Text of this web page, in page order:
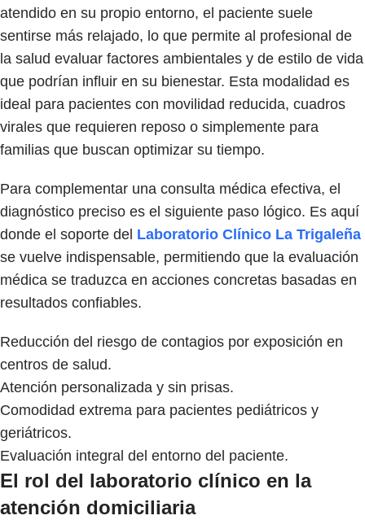
atendido en su propio entorno, el paciente suele
sentirse más relajado, lo que permite al profesional de
la salud evaluar factores ambientales y de estilo de vida
que podrían influir en su bienestar. Esta modalidad es
ideal para pacientes con movilidad reducida, cuadros
virales que requieren reposo o simplemente para
familias que buscan optimizar su tiempo.
Para complementar una consulta médica efectiva, el
diagnóstico preciso es el siguiente paso lógico. Es aquí
donde el soporte del Laboratorio Clínico La Trigaleña
se vuelve indispensable, permitiendo que la evaluación
médica se traduzca en acciones concretas basadas en
resultados confiables.
Reducción del riesgo de contagios por exposición en
centros de salud.
Atención personalizada y sin prisas.
Comodidad extrema para pacientes pediátricos y
geriátricos.
Evaluación integral del entorno del paciente.
El rol del laboratorio clínico en la
atención domiciliaria